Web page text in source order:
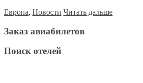
Европа, Новости Читать дальше
Заказ авиабилетов
Поиск отелей